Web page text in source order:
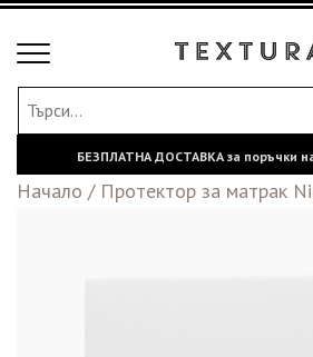
Toggle
БЕЗПЛАТНА ДОСТАВКА за поръчки
Начало / Протектор за матрак